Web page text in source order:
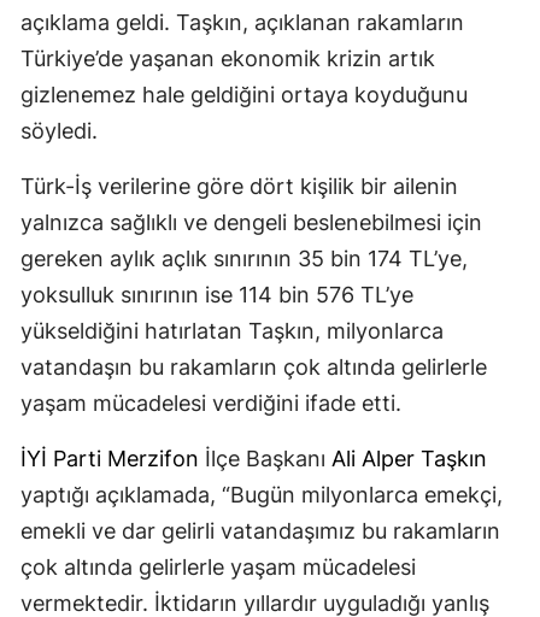
açıklama geldi. Taşkın, açıklanan rakamların
Türkiye’de yaşanan ekonomik krizin artık
gizlenemez hale geldiğini ortaya koyduğunu
söyledi.
Türk-İş verilerine göre dört kişilik bir ailenin
yalnızca sağlıklı ve dengeli beslenebilmesi için
gereken aylık açlık sınırının 35 bin 174 TL’ye,
yoksulluk sınırının ise 114 bin 576 TL’ye
yükseldiğini hatırlatan Taşkın, milyonlarca
vatandaşın bu rakamların çok altında gelirlerle
yaşam mücadelesi verdiğini ifade etti.
İYİ Parti Merzifon İlçe Başkanı Ali Alper Taşkın
yaptığı açıklamada, “Bugün milyonlarca emekçi,
emekli ve dar gelirli vatandaşımız bu rakamların
çok altında gelirlerle yaşam mücadelesi
vermektedir. İktidarın yıllardır uyguladığı yanlış